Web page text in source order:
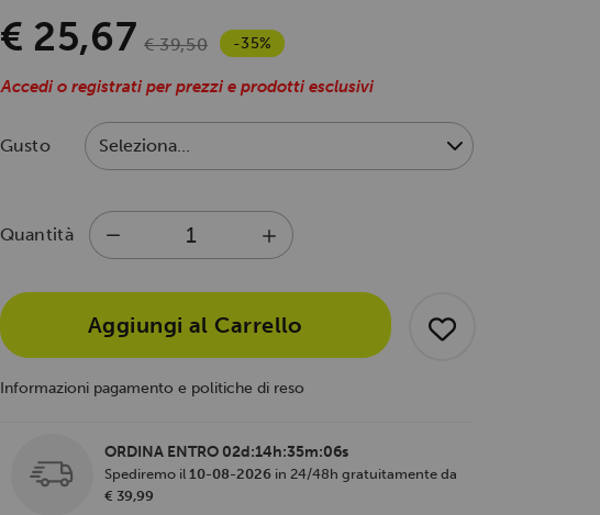
€ 25,67 € 39,50 -35%
Accedi o registrati per prezzi e prodotti esclusivi
Gusto
Quantità
Aggiungi al Carrello
Informazioni pagamento e politiche di reso
ORDINA ENTRO 02d:14h:35m:05s
Spediremo il 10-08-2026 in 24/48h gratuitamente da
€ 39,99